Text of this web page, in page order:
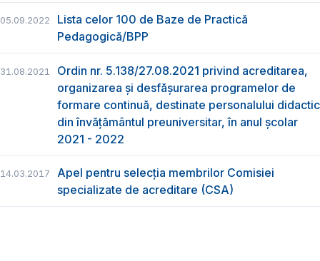
05.09.2022
Lista celor 100 de Baze de Practică
Pedagogică/BPP
31.08.2021
Ordin nr. 5.138/27.08.2021 privind acreditarea,
organizarea și desfășurarea programelor de
formare continuă, destinate personalului didactic
din învățământul preuniversitar, în anul școlar
2021 - 2022
14.03.2017
Apel pentru selecția membrilor Comisiei
specializate de acreditare (CSA)